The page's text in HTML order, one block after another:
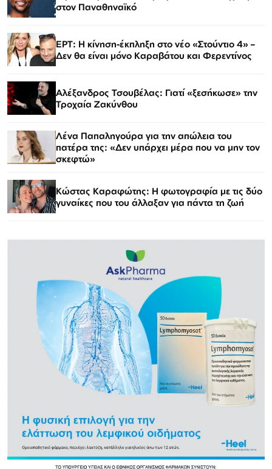
στον Παναθηναϊκό
ΕΡΤ: Η κίνηση-έκπληξη στο νέο «Στούντιο 4» –
Δεν θα είναι μόνο Καραβάτου και Φερεντίνος
Αλέξανδρος Τσουβέλας: Γιατί «ξεσήκωσε» την
Τροχαία Ζακύνθου
Λένα Παπαληγούρα για την απώλεια του
πατέρα της: «Δεν υπάρχει μέρα που να μην τον
σκεφτώ»
Κώστας Καραφώτης: Η φωτογραφία με τις δύο
γυναίκες που του άλλαξαν για πάντα τη ζωή